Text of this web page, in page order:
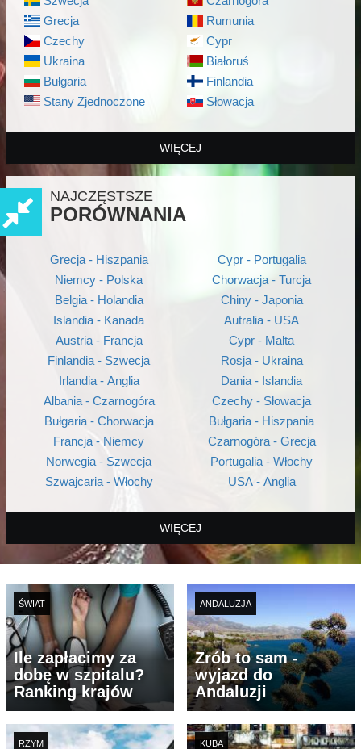
Grecja
Czechy
Ukraina
Bułgaria
Stany Zjednoczone
Rumunia
Cypr
Białoruś
Finlandia
Słowacja
WIĘCEJ
NAJCZĘSTSZE
PORÓWNANIA
Grecja - Hiszpania
Niemcy - Polska
Belgia - Holandia
Islandia - Kanada
Austria - Francja
Finlandia - Szwecja
Irlandia - Anglia
Albania - Czarnogóra
Bułgaria - Chorwacja
Francja - Niemcy
Norwegia - Szwecja
Szwajcaria - Włochy
Cypr - Portugalia
Chorwacja - Turcja
Chiny - Japonia
Autralia - USA
Cypr - Malta
Rosja - Ukraina
Dania - Islandia
Czechy - Słowacja
Bułgaria - Hiszpania
Czarnogóra - Grecja
Portugalia - Włochy
USA - Anglia
WIĘCEJ
ŚWIAT
Ile zapłacimy za
dobę w szpitalu?
Ranking krajów
ANDALUZJA
Zrób to sam -
wyjazd do
Andaluzji
RZYM KUBA